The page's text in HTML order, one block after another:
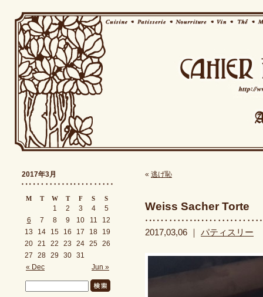
« 逃げ恥
Weiss Sacher Torte
2017,03,06 ｜ パティスリー
2017年3月
M T W T F S S
« Dec Jun »
1 2 3 4
5
6
7 8 9 10 11
12
13
14 15 16 17 18
19
20 21 22 23 24 25 26
27
28 29 30 31